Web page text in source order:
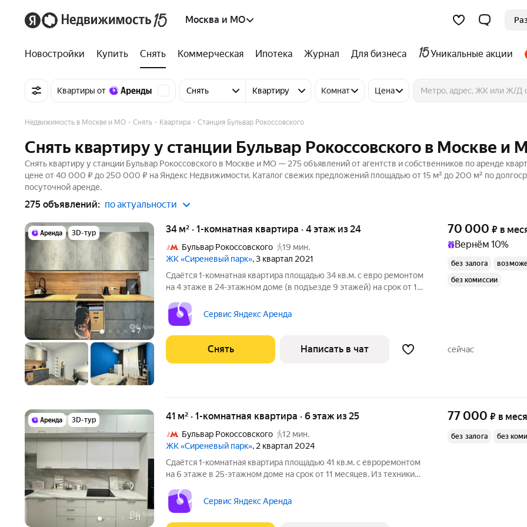
Москва и МО
Новостройки Купить Снять Коммерческая Ипотека Журнал Для бизнеса Уникальные акции
Квартиры от Снять Квартиру Комнат Цена
Недвижимость в Москве и МО Снять Квартира Станция Бульвар Рокоссовского
Снять квартиру у станции Бульвар Рокоссовского в Москве и
Снять квартиру у станции Бульвар Рокоссовского в Москве и МО — 275 объявлений от агентств и собственников по аренде
цене от 40 000 ₽ до 250 000 ₽ на Яндекс Недвижимости. Каталог свежих предложений площадью от 15 м² до 200 м² по
посуточной аренде.
275 объявлений: по актуальности
3D-тур
+7
34 м² · 1-комнатная квартира · 4 этаж из 24
Бульвар Рокоссовского
19 мин.
ЖК «Сиреневый парк», 3 квартал 2021
Сдаётся 1-комнатная квартира площадью 34 кв.м. с евро ремонтом
на 4 этаже в 24-этажном доме (в подъезде 9 этажей) на срок от 11
лифта - 1 грузовой и 1 пассажирский. Что включено: - Из
Сервис Яндекс Аренда
70 000 ₽ в
Вернём 10%
без залога
без комиссии
Снять Написать в чат сейчас
3D-тур
+11
41 м² · 1-комнатная квартира · 6 этаж из 25
Бульвар Рокоссовского
12 мин.
ЖК «Сиреневый парк», 2 квартал 2024
Сдаётся 1-комнатная квартира площадью 41 кв.м. с евроремонтом
на 6 этаже в 25-этажном доме на срок от 11 месяцев. Из техники
Сервис Яндекс Аренда
77 000 ₽ в
без залога без